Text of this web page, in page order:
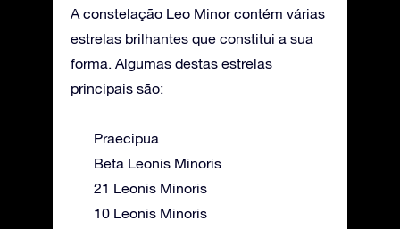
A constelação Leo Minor contém várias
estrelas brilhantes que constitui a sua
forma. Algumas destas estrelas
principais são:
Praecipua
Beta Leonis Minoris
21 Leonis Minoris
10 Leonis Minoris